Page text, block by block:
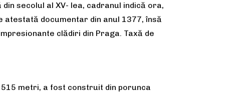
secolul al XV- lea, cadranul indică ora,
documentar din anul 1377, însă
clădiri din Praga. Taxă de
metri, a fost construit din porunca